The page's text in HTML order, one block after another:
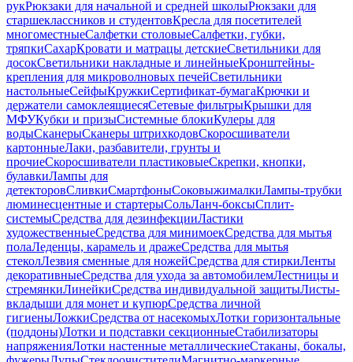
рукРюкзаки для начальной и средней школыРюкзаки для
старшеклассников и студентовКресла для посетителей
многоместныеСалфетки столовыеСалфетки, губки,
тряпкиСахарКровати и матрацы детскиеСветильники для
досокСветильники накладные и линейныеКронштейны-
крепления для микроволновых печейСветильники
настольныеСейфыКружкиСертификат-бумагаКрючки и
держатели самоклеящиесяСетевые фильтрыКрышки для
МФУКубки и призыСистемные блокиКулеры для
водыСканерыСканеры штрихкодовСкоросшиватели
картонныеЛаки, разбавители, грунты и
прочиеСкоросшиватели пластиковыеСкрепки, кнопки,
булавкиЛампы для
детекторовСливкиСмартфоныСоковыжималкиЛампы-трубки
люминесцентные и стартерыСольЛанч-боксыСплит-
системыСредства для дезинфекцииЛастики
художественныеСредства для минимоекСредства для мытья
полаЛеденцы, карамель и дражеСредства для мытья
стеколЛезвия сменные для ножейСредства для стиркиЛенты
декоративныеСредства для ухода за автомобилемЛестницы и
стремянкиЛинейкиСредства индивидуальной защитыЛисты-
вкладыши для монет и купюрСредства личной
гигиеныЛожкиСредства от насекомыхЛотки горизонтальные
(поддоны)Лотки и подставки секционныеСтабилизаторы
напряженияЛотки настенные металлическиеСтаканы, бокалы,